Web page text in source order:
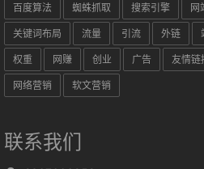
百度算法 蜘蛛抓取 搜索引擎 网
关键词布局 流量 引流 外链
权重 网赚 创业 广告 友情链
网络营销 软文营销
联系我们